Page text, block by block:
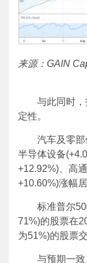
来源：GAIN
与此同时
定性。
汽车及零
半导体设备
+12.92%)、高
+10.60%)涨幅居
标准普尔
71%)的股票在
为51%)的股票
与预期一致